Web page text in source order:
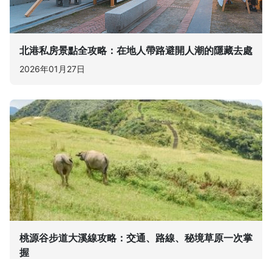
北港私房景點全攻略：在地人帶路避開人潮的隱藏去處
2026年01月27日
桃源谷步道大溪線攻略：交通、路線、秘境草原一次掌
握